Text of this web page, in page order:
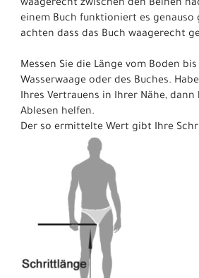
waagerecht zwischen den Beinen
einem Buch funktioniert es genauso
achten dass das Buch waagerecht
Messen Sie die Länge vom Boden
Wasserwaage oder des Buches.
Ihres Vertrauens in Ihrer Nähe, dann
Ablesen helfen.
Der so ermittelte Wert gibt Ihre